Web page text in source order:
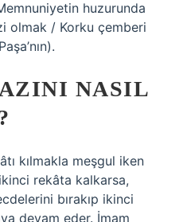
huzurunda
olmak / Korku çemberi
NASIL
kılmakla meşgul iken
rekâta kalkarsa,
bırakıp ikinci
devam eder. İmam